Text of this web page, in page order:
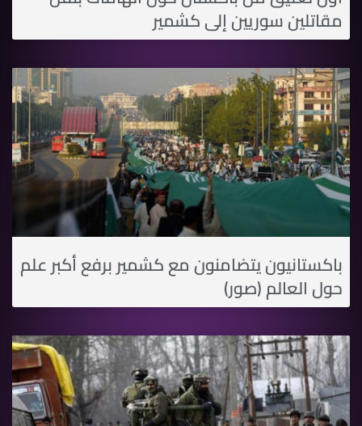
مقاتلين سوريين إلى كشمير
باكستانيون يتضامنون مع كشمير برفع أكبر علم
حول العالم (صور)